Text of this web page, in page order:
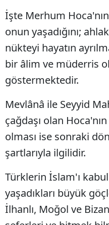
İşte Merhum
onun yaşadığını;
nükteyi hayatın
bir âlim ve müderris
göstermektedir.
Mevlânâ ile Seyyid
çağdaşı olan
olması ise sonraki
şartlarıyla ilgilidir.
Türklerin İslam'ı
yaşadıkları büyük
İlhanlı, Moğol ve